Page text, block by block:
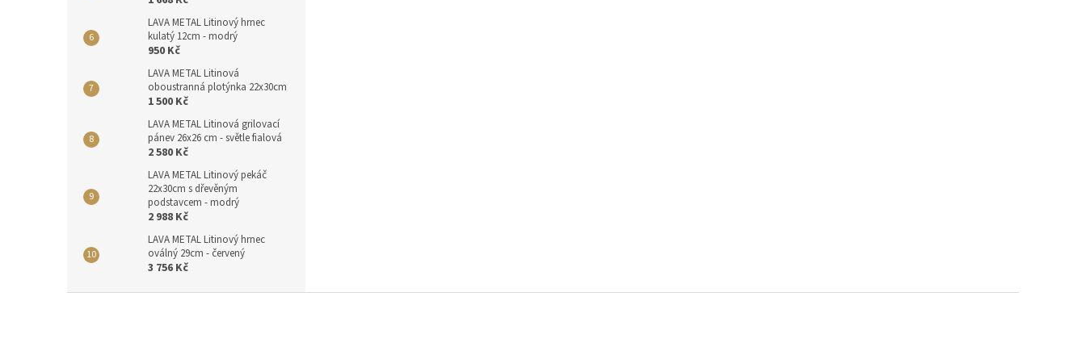
LAVA METAL Litinový hrnec
kulatý 12cm - modrý
950 Kč
LAVA METAL Litinová
oboustranná plotýnka 22x30cm
1 500 Kč
LAVA METAL Litinová grilovací
pánev 26x26 cm - světle fialová
2 580 Kč
LAVA METAL Litinový pekáč
22x30cm s dřevěným
podstavcem - modrý
2 988 Kč
LAVA METAL Litinový hrnec
oválný 29cm - červený
3 756 Kč